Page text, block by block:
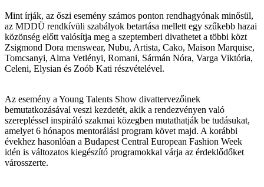
Mint írják, az őszi esemény számos ponton rendhagyónak minősül,
az MDDÜ rendkívüli szabályok betartása mellett egy szűkebb hazai
közönség előtt valósítja meg a szeptemberi divathetet a többi közt
Zsigmond Dora menswear, Nubu, Artista, Cako, Maison Marquise,
Tomcsanyi, Alma Vetlényi, Romani, Sármán Nóra, Varga Viktória,
Celeni, Elysian és Zoób Kati részvételével.
Az esemény a Young Talents Show divattervezőinek
bemutatkozásával veszi kezdetét, akik a rendezvényen való
szerepléssel inspiráló szakmai közegben mutathatják be tudásukat,
amelyet 6 hónapos mentorálási program követ majd. A korábbi
évekhez hasonlóan a Budapest Central European Fashion Week
idén is változatos kiegészító programokkal várja az érdeklődőket
városszerte.